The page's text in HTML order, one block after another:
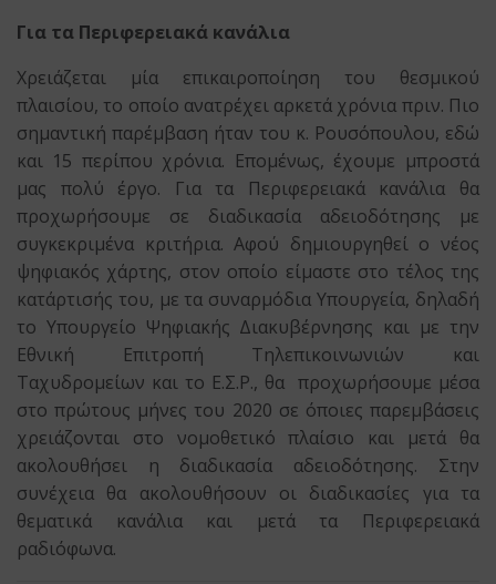
Για τα Περιφερειακά κανάλια
Χρειάζεται μία επικαιροποίηση του θεσμικού
πλαισίου, το οποίο ανατρέχει αρκετά χρόνια πριν. Πιο
σημαντική παρέμβαση ήταν του κ. Ρουσόπουλου, εδώ
και 15 περίπου χρόνια. Επομένως, έχουμε μπροστά
μας πολύ έργο. Για τα Περιφερειακά κανάλια θα
προχωρήσουμε σε διαδικασία αδειοδότησης με
συγκεκριμένα κριτήρια. Αφού δημιουργηθεί ο νέος
ψηφιακός χάρτης, στον οποίο είμαστε στο τέλος της
κατάρτισής του, με τα συναρμόδια Υπουργεία, δηλαδή
το Υπουργείο Ψηφιακής Διακυβέρνησης και με την
Εθνική Επιτροπή Τηλεπικοινωνιών και
Ταχυδρομείων και το Ε.Σ.Ρ., θα προχωρήσουμε μέσα
στο πρώτους μήνες του 2020 σε όποιες παρεμβάσεις
χρειάζονται στο νομοθετικό πλαίσιο και μετά θα
ακολουθήσει η διαδικασία αδειοδότησης. Στην
συνέχεια θα ακολουθήσουν οι διαδικασίες για τα
θεματικά κανάλια και μετά τα Περιφερειακά
ραδιόφωνα.